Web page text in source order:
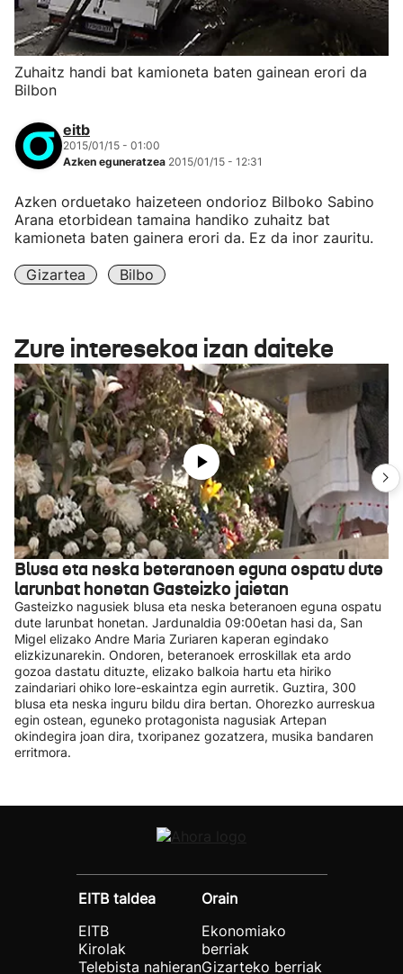
Zuhaitz handi bat kamioneta baten gainean erori da
Bilbon
eitb
2015/01/15 - 01:00
Azken eguneratzea 2015/01/15 - 12:31
Azken orduetako haizeteen ondorioz Bilboko Sabino
Arana etorbidean tamaina handiko zuhaitz bat
kamioneta baten gainera erori da. Ez da inor zauritu.
Gizartea Bilbo
Zure interesekoa izan daiteke
Blusa eta neska beteranoen eguna ospatu dute
larunbat honetan Gasteizko jaietan
Gasteizko nagusiek blusa eta neska beteranoen eguna ospatu
dute larunbat honetan. Jardunaldia 09:00etan hasi da, San
Migel elizako Andre Maria Zuriaren kaperan egindako
elizkizunarekin. Ondoren, beteranoek erroskillak eta ardo
gozoa dastatu dituzte, elizako balkoia hartu eta hiriko
zaindariari ohiko lore-eskaintza egin aurretik. Guztira, 300
blusa eta neska inguru bildu dira bertan. Ohorezko aurreskua
egin ostean, eguneko protagonista nagusiak Artepan
okindegira joan dira, txoripanez gozatzera, musika bandaren
erritmora.
EITB taldea
EITB
Kirolak
Telebista nahieran
Orain
Ekonomiako
berriak
Gizarteko berriak